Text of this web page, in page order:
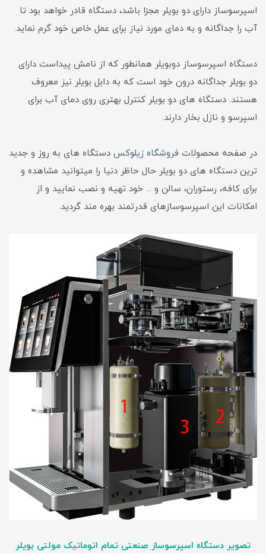
اسپرسوساز دارای دو بویلر مجزا باشد، دستگاه قادر خواهد بود تا
آب را جداگانه و به دمای مورد نیاز برای عمل خاص خود گرم نماید.
دستگاه اسپرسوساز دوبویلر همانطور که از نامش پیداست دارای
دو بویلر جداگانه درون خود است که به دابل بویلر نیز معروف
هستند. دستگاه های دو بویلر کنترل بهتری روی دمای آب برای
اسپرسو و نازل بخار دارند.
در صفحه محصولات فروشگاه زیلوکس دستگاه های به روز و جدید
ترین دستگاه های دو بویلر حال حاظر دنیا را میتوانید مشاهده و
برای کافه، رستوران، سالن و ... خود تهیه و نصب نمایید و از
امکانات این اسپرسوسازهای قدرتمند بهره مند گردید.
تصویر دستگاه اسپرسوساز صنعتی تمام اتوماتیک مولتی بویلر